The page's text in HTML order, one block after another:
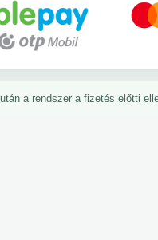
a rendszer a fizetés előtti